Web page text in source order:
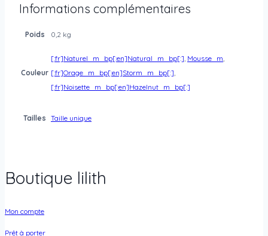
Informations complémentaires
Poids 0,2 kg
Couleur
[:fr]Naturel_m_bp[:en]Natural_m_bp[:], Mousse_m,
[:fr]Orage_m_bp[:en]Storm_m_bp[:],
[:fr]Noisette_m_bp[:en]Hazelnut_m_bp[:]
Tailles Taille unique
Boutique lilith
Mon compte
Prêt à porter